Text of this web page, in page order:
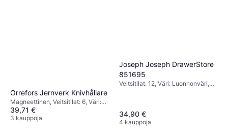
Orrefors Jernverk Knivhållare
Magneettinen, Veitsitilat: 6, Väri:
Beige, Korkeus: 25 cm, Leveys: 10
cm, Pituus: 22 cm
39,71 €
3 kauppoja
Joseph Joseph DrawerStore
851695
Veitsitilat: 12, Väri: Luonnonväri,
34,90 €
4 kauppoja